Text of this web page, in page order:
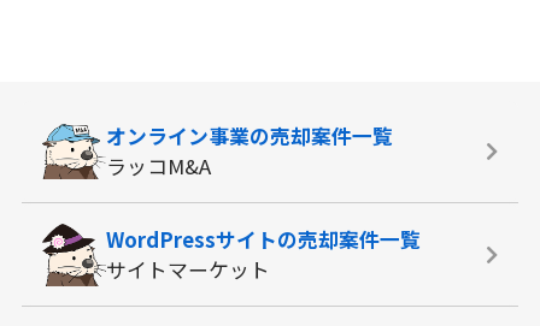
オンライン事業の売却案件一覧
ラッコM&A
WordPressサイトの売却案件一覧
サイトマーケット